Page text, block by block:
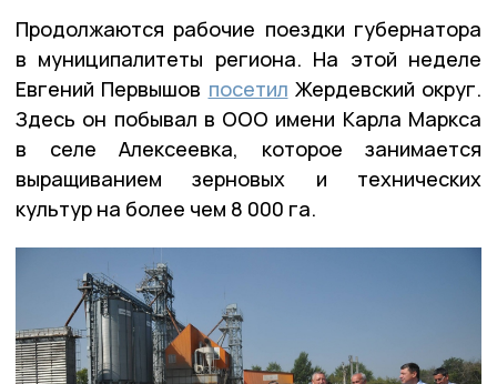
Продолжаются рабочие поездки губернатора
в муниципалитеты региона. На этой неделе
Евгений Первышов посетил Жердевский округ.
Здесь он побывал в ООО имени Карла Маркса
в селе Алексеевка, которое занимается
выращиванием зерновых и технических
культур на более чем 8 000 га.